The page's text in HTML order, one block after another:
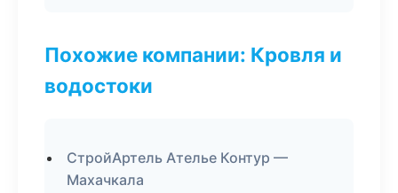
Похожие компании: Кровля и
водостоки
СтройАртель Ателье Контур —
Махачкала